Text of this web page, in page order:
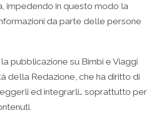
impedendo in questo modo la
da parte delle persone
pubblicazione su Bimbi e Viaggi
della Redazione, che ha diritto di
ed integrarli… soprattutto per